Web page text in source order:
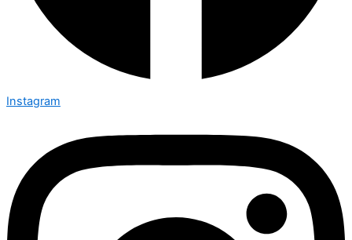
Instagram